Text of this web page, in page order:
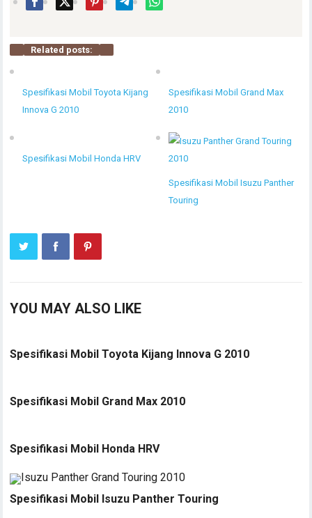
Related posts:
Spesifikasi Mobil Toyota Kijang
Innova G 2010
Spesifikasi Mobil Grand Max
2010
Spesifikasi Mobil Honda HRV
Spesifikasi Mobil Isuzu Panther
Touring
YOU MAY ALSO LIKE
Spesifikasi Mobil Toyota Kijang Innova G 2010
Spesifikasi Mobil Grand Max 2010
Spesifikasi Mobil Honda HRV
Spesifikasi Mobil Isuzu Panther Touring